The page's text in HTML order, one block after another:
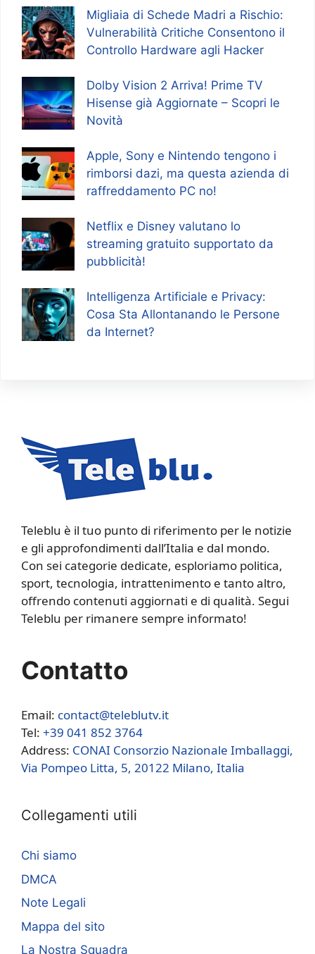
Migliaia di Schede Madri a Rischio:
Vulnerabilità Critiche Consentono il
Controllo Hardware agli Hacker
Dolby Vision 2 Arriva! Prime TV
Hisense già Aggiornate – Scopri le
Novità
Apple, Sony e Nintendo tengono i
rimborsi dazi, ma questa azienda di
raffreddamento PC no!
Netflix e Disney valutano lo
streaming gratuito supportato da
pubblicità!
Intelligenza Artificiale e Privacy:
Cosa Sta Allontanando le Persone
da Internet?
Teleblu è il tuo punto di riferimento per le notizie
e gli approfondimenti dall’Italia e dal mondo.
Con sei categorie dedicate, esploriamo politica,
sport, tecnologia, intrattenimento e tanto altro,
offrendo contenuti aggiornati e di qualità. Segui
Teleblu per rimanere sempre informato!
Contatto
Email: contact@teleblutv.it
Tel: +39 041 852 3764
Address: CONAI Consorzio Nazionale Imballaggi,
Via Pompeo Litta, 5, 20122 Milano, Italia
Collegamenti utili
Chi siamo
DMCA
Note Legali
Mappa del sito
La Nostra Squadra